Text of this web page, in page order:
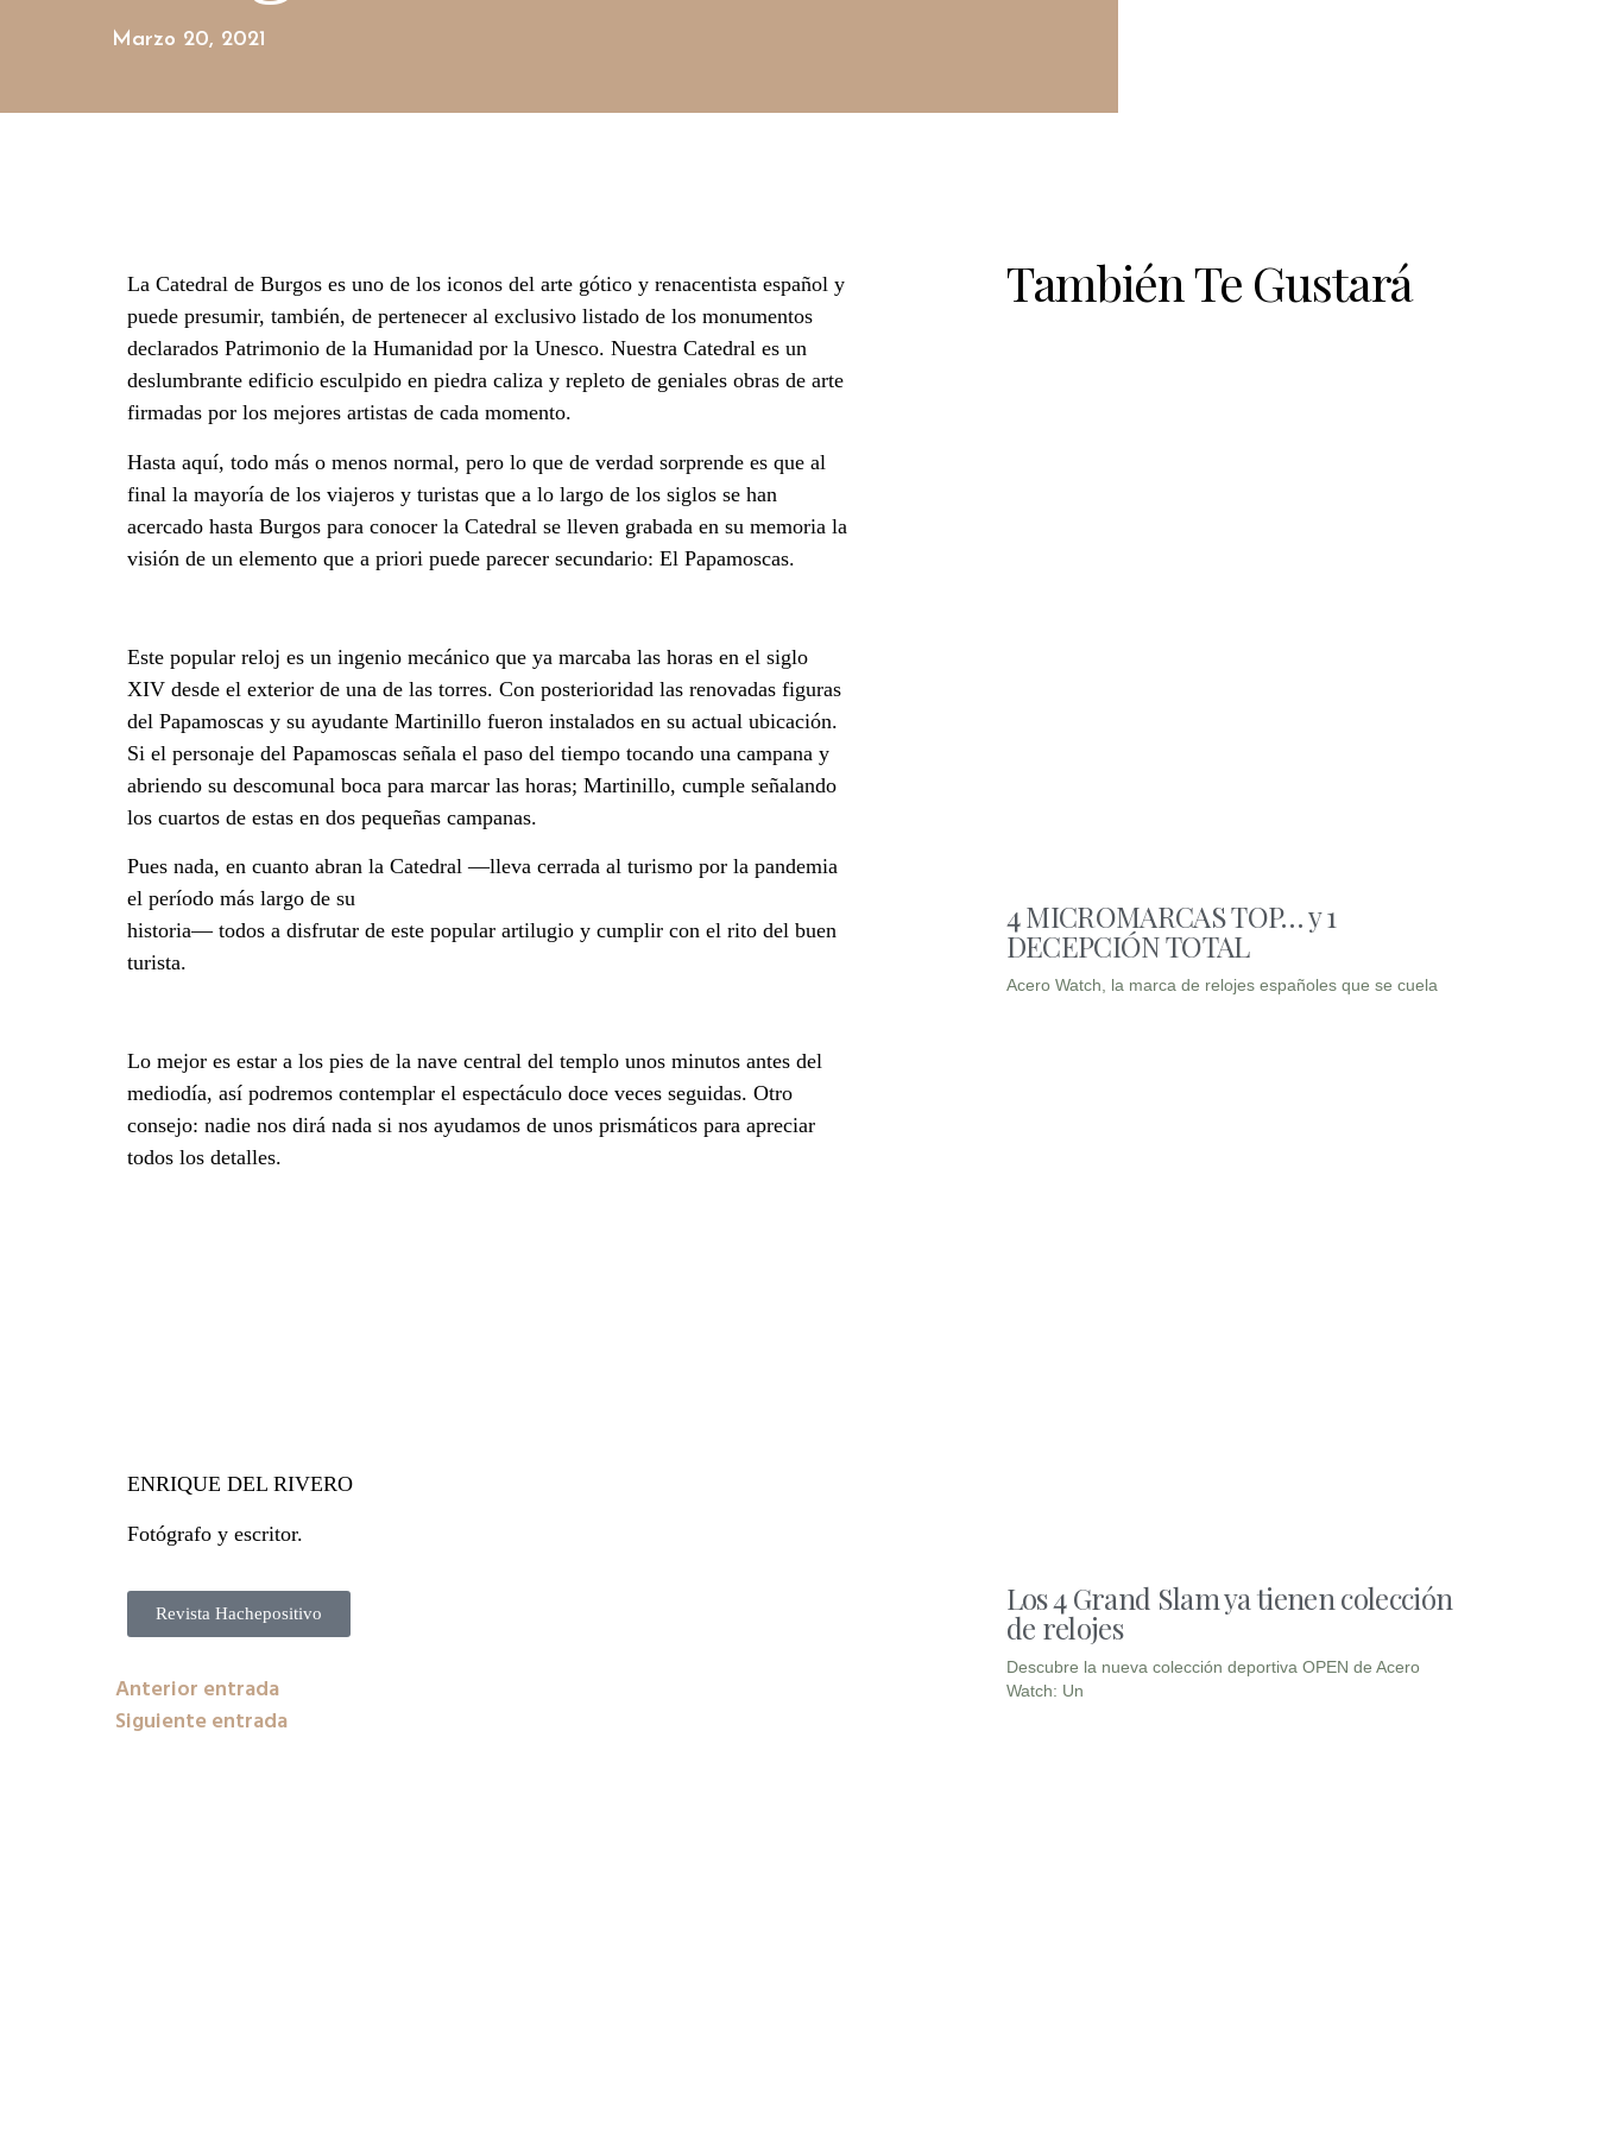
Marzo 20, 2021
La Catedral de Burgos es uno de los iconos del arte gótico y renacentista español y
puede presumir, también, de pertenecer al exclusivo listado de los monumentos
declarados Patrimonio de la Humanidad por la Unesco. Nuestra Catedral es un
deslumbrante edificio esculpido en piedra caliza y repleto de geniales obras de arte
firmadas por los mejores artistas de cada momento.
Hasta aquí, todo más o menos normal, pero lo que de verdad sorprende es que al
final la mayoría de los viajeros y turistas que a lo largo de los siglos se han
acercado hasta Burgos para conocer la Catedral se lleven grabada en su memoria la
visión de un elemento que a priori puede parecer secundario: El Papamoscas.
Este popular reloj es un ingenio mecánico que ya marcaba las horas en el siglo
XIV desde el exterior de una de las torres. Con posterioridad las renovadas figuras
del Papamoscas y su ayudante Martinillo fueron instalados en su actual ubicación.
Si el personaje del Papamoscas señala el paso del tiempo tocando una campana y
abriendo su descomunal boca para marcar las horas; Martinillo, cumple señalando
los cuartos de estas en dos pequeñas campanas.
Pues nada, en cuanto abran la Catedral —lleva cerrada al turismo por la pandemia
el período más largo de su
historia— todos a disfrutar de este popular artilugio y cumplir con el rito del buen
turista.
Lo mejor es estar a los pies de la nave central del templo unos minutos antes del
mediodía, así podremos contemplar el espectáculo doce veces seguidas. Otro
consejo: nadie nos dirá nada si nos ayudamos de unos prismáticos para apreciar
todos los detalles.
ENRIQUE DEL RIVERO
Fotógrafo y escritor.
Revista Hachepositivo
Anterior entrada
Siguiente entrada
También Te Gustará
4 MICROMARCAS TOP… y 1
DECEPCIÓN TOTAL
Acero Watch, la marca de relojes españoles que se cuela
Los 4 Grand Slam ya tienen colección
de relojes
Descubre la nueva colección deportiva OPEN de Acero
Watch: Un